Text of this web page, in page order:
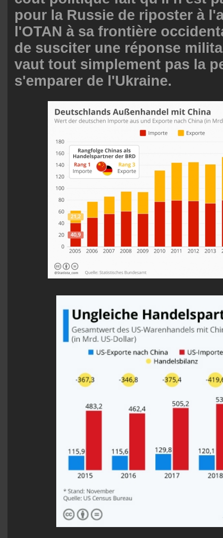
pour la Russie de riposter à
l'OTAN à sa frontière
de susciter une réponse
vaut tout simplement pas la
s'emparer de l'Ukraine.